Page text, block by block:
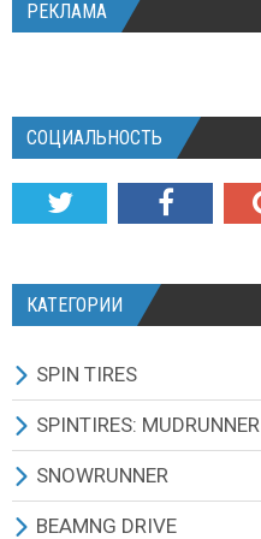
РЕКЛАМА
СОЦИАЛЬНОСТЬ
КАТЕГОРИИ
SPIN TIRES
СКАЧАТЬ ИГРУ
ВСЕ МОДЫ
ТЕХНИКА
SPINTIRES: MUDRUNNER
ВСЕ МОДЫ
ГРУЗОВИКИ
SNOWRUNNER
ВСЕ МОДЫ
BEAMNG DRIVE